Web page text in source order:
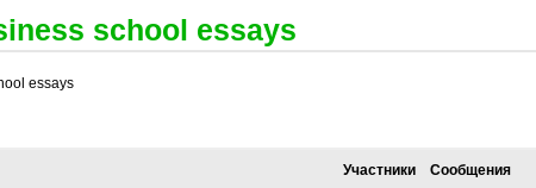
school essays
essays
Участники Сообщения